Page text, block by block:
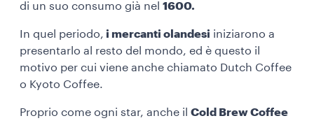
di un suo consumo già nel 1600.
In quel periodo, i mercanti olandesi iniziarono a
presentarlo al resto del mondo, ed è questo il
motivo per cui viene anche chiamato Dutch Coffee
o Kyoto Coffee.
Proprio come ogni star, anche il Cold Brew Coffee